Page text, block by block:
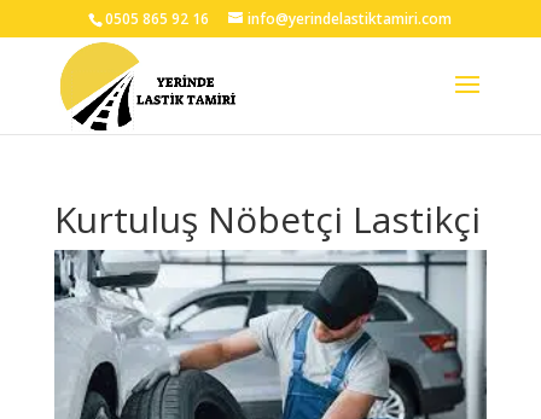
0505 865 92 16 info@yerindelastiktamiri.com
Kurtuluş Nöbetçi Lastikçi